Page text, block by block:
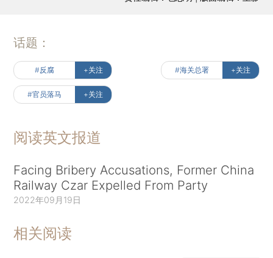
话题：
#反腐 +关注 #海关总署 +关注
#官员落马 +关注
阅读英文报道
Facing Bribery Accusations, Former China
Railway Czar Expelled From Party
2022年09月19日
相关阅读